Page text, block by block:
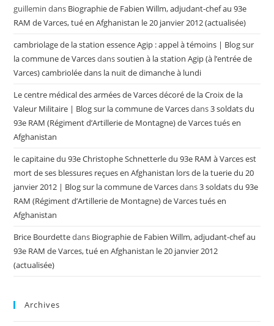
guillemin dans Biographie de Fabien Willm, adjudant-chef au 93e
RAM de Varces, tué en Afghanistan le 20 janvier 2012 (actualisée)
cambriolage de la station essence Agip : appel à témoins | Blog sur
la commune de Varcesdanssoutien à la station Agip (à l’entrée de
Varces) cambriolée dans la nuit de dimanche à lundi
Le centre médical des armées de Varces décoré de la Croix de la
Valeur Militaire | Blog sur la commune de Varcesdans3 soldats du
93e RAM (Régiment d’Artillerie de Montagne) de Varces tués en
Afghanistan
le capitaine du 93e Christophe Schnetterle du 93e RAM à Varces est
mort de ses blessures reçues en Afghanistan lors de la tuerie du 20
janvier 2012 | Blog sur la commune de Varcesdans3 soldats du 93e
RAM (Régiment d’Artillerie de Montagne) de Varces tués en
Afghanistan
Brice Bourdettedans Biographie de Fabien Willm, adjudant-chef au
93e RAM de Varces, tué en Afghanistan le 20 janvier 2012
(actualisée)
Archives